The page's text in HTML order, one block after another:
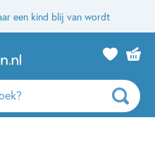
een kind blij van wordt